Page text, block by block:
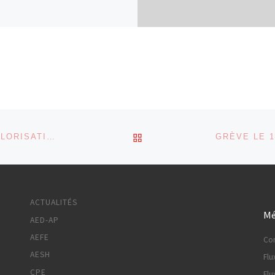
« CONCERTATION SUR L’ATTRACTIVITÉ ET LA REVALORISATION DU MÉTIER ENSEIGNANT » : CR DE LA RÉUNION DU 3 OCTOBRE 2022 AU MINISTÈRE RETOUR À LA LISTE DES
ACTUALITÉS
AED-AP
AEFE
AESH
CPE